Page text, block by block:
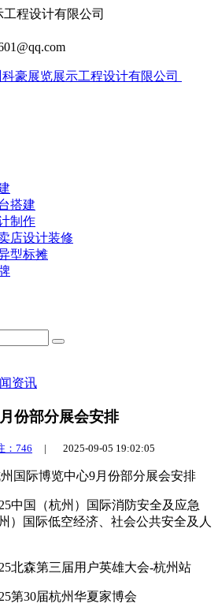
程设计有限公司
搭建
制作
店设计装修
型标摊
资讯
份部分展会安排
：746 | 2025-09-05 19:02:05
心9月份部分展会安排
国（杭州）国际消防安全及应急
）国际低空经济、社会公共安全及人
森第三届用户英雄大会-杭州站
30届杭州华夏家博会